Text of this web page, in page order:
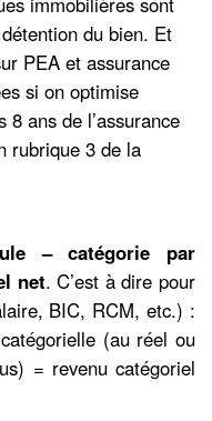
du bien. Et
PEA et assurance
si on optimise
ans de l’assurance
rubrique 3 de la
– catégorie par
net. C’est à dire pour
BIC, RCM, etc.) :
(au réel ou
= revenu catégoriel